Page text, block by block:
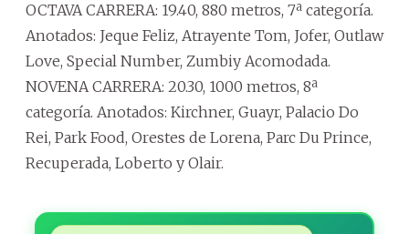
OCTAVA CARRERA: 19.40, 880 metros, 7ª categoría.
Anotados: Jeque Feliz, Atrayente Tom, Jofer, Outlaw
Love, Special Number, Zumbiy Acomodada.
NOVENA CARRERA: 20.30, 1000 metros, 8ª
categoría. Anotados: Kirchner, Guayr, Palacio Do
Rei, Park Food, Orestes de Lorena, Parc Du Prince,
Recuperada, Loberto y Olair.